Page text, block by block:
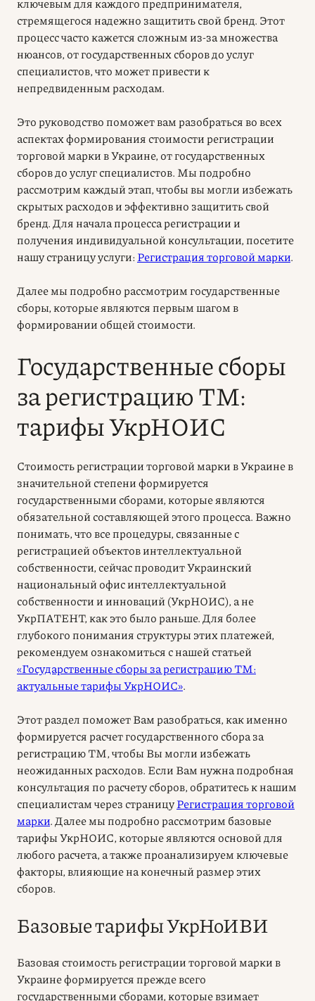
стремящегося надежно защитить свой бренд. Этот
процесс часто кажется сложным из-за множества
нюансов, от государственных сборов до услуг
специалистов, что может привести к
непредвиденным расходам.
Это руководство поможет вам разобраться во всех
аспектах формирования стоимости регистрации
торговой марки в Украине, от государственных
сборов до услуг специалистов. Мы подробно
рассмотрим каждый этап, чтобы вы могли избежать
скрытых расходов и эффективно защитить свой
бренд. Для начала процесса регистрации и
получения индивидуальной консультации, посетите
нашу страницу услуги: Регистрация торговой марки.
Далее мы подробно рассмотрим государственные
сборы, которые являются первым шагом в
формировании общей стоимости.
Государственные сборы
за регистрацию ТМ:
тарифы УкрНОИС
Стоимость регистрации торговой марки в Украине в
значительной степени формируется
государственными сборами, которые являются
обязательной составляющей этого процесса. Важно
понимать, что все процедуры, связанные с
регистрацией объектов интеллектуальной
собственности, сейчас проводит Украинский
национальный офис интеллектуальной
собственности и инноваций (УкрНОИС), а не
УкрПАТЕНТ, как это было раньше. Для более
глубокого понимания структуры этих платежей,
рекомендуем ознакомиться с нашей статьей
«Государственные сборы за регистрацию ТМ:
актуальные тарифы УкрНОИС».
Этот раздел поможет Вам разобраться, как именно
формируется расчет государственного сбора за
регистрацию ТМ, чтобы Вы могли избежать
неожиданных расходов. Если Вам нужна подробная
консультация по расчету сборов, обратитесь к нашим
специалистам через страницуРегистрация торговой
марки. Далее мы подробно рассмотрим базовые
тарифы УкрНОИС, которые являются основой для
любого расчета, а также проанализируем ключевые
факторы, влияющие на конечный размер этих
сборов.
Базовые тарифы УкрНоИВИ
Базовая стоимость регистрации торговой марки в
Украине формируется прежде всего
государственными сборами, которые взимает